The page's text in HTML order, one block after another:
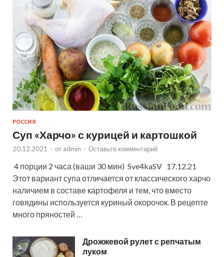
РОССИЯ
Суп «Харчо» с курицей и картошкой
20.12.2021 - от admin - Оставьте комментарий
4 порции 2 часа (ваши 30 мин) Sve4kaSV 17.12.21
Этот вариант супа отличается от классического харчо
наличием в составе картофеля и тем, что вместо
говядины используется куриный окорочок. В рецепте
много пряностей …
Дрожжевой рулет с репчатым
луком